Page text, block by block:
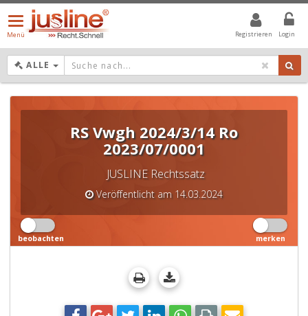
Registrieren Login
Menü
öffnen/schließen
Menü
ALLE DROPDOWN: GEWÄHLTER WERT IST ALLE
RS Vwgh 2024/3/14 Ro
2023/07/0001
JUSLINE Rechtssatz
Veröffentlicht am 14.03.2024
beobachten merken